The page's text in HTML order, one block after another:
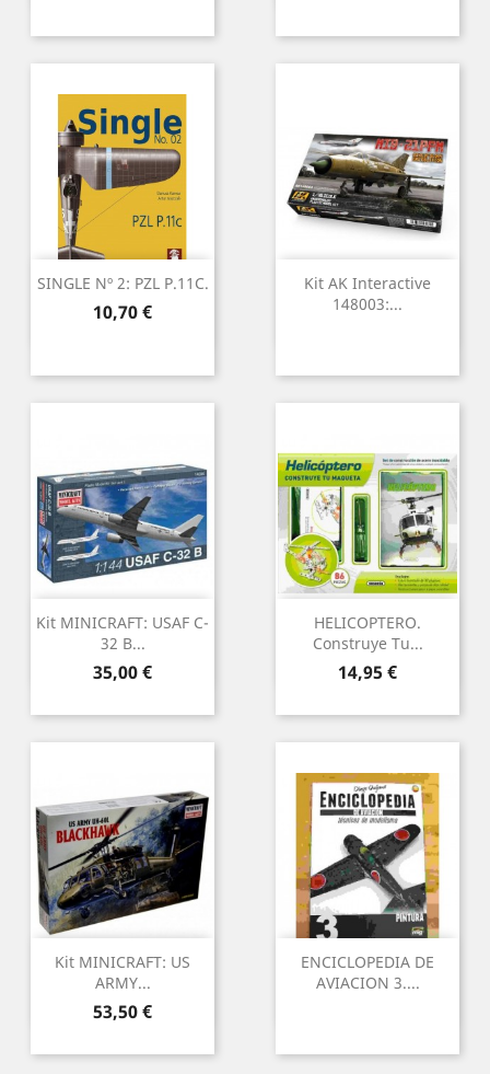
SINGLE Nº 2: PZL P.11C.
Preu
10,70 €
Kit AK Interactive
148003:...
Kit MINICRAFT: USAF C-
32 B...
Preu
35,00 €
HELICOPTERO.
Construye Tu...
Preu
14,95 €
Kit MINICRAFT: US
ARMY...
Preu
53,50 €
ENCICLOPEDIA DE
AVIACION 3....